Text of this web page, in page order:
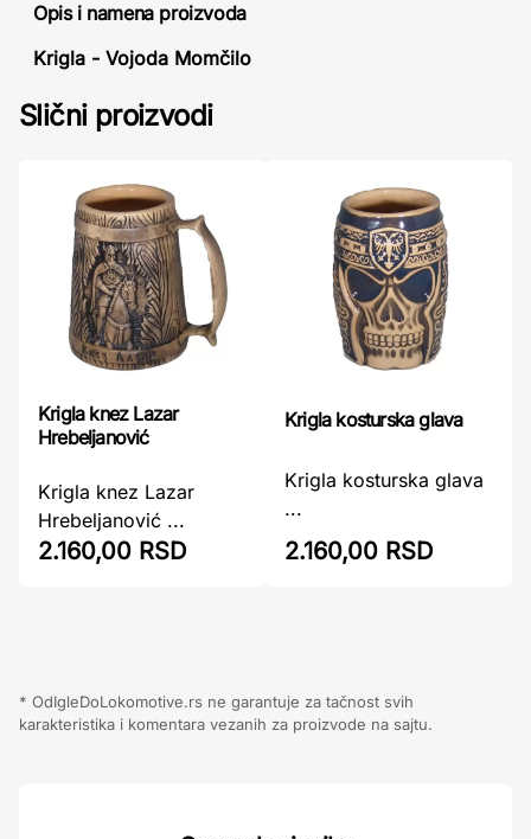
Opis i namena proizvoda
Krigla - Vojoda Momčilo
Slični proizvodi
Krigla knez Lazar
Hrebeljanović
Krigla knez Lazar
Hrebeljanović ...
2.160,00 RSD
Krigla kosturska glava
Krigla kosturska glava
...
2.160,00 RSD
* OdIgleDoLokomotive.rs ne garantuje za tačnost svih
karakteristika i komentara vezanih za proizvode na sajtu.